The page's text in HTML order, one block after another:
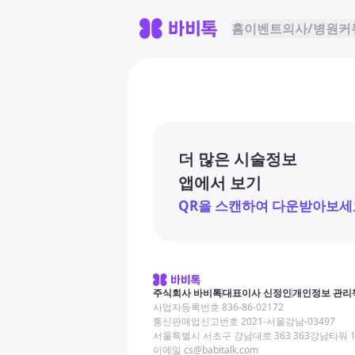
홈이벤트의사/병원커
더 많은 시술정보
앱에서 보기
QR을 스캔하여 다운받아보세
주식회사 바비톡대표이사 신정인개인정보 관리
사업자등록번호 836-86-02172
통신판매업신고번호 2021-서울강남-03497
서울특별시 서초구 강남대로 363 363강남타워
이메일 cs@babitalk.com